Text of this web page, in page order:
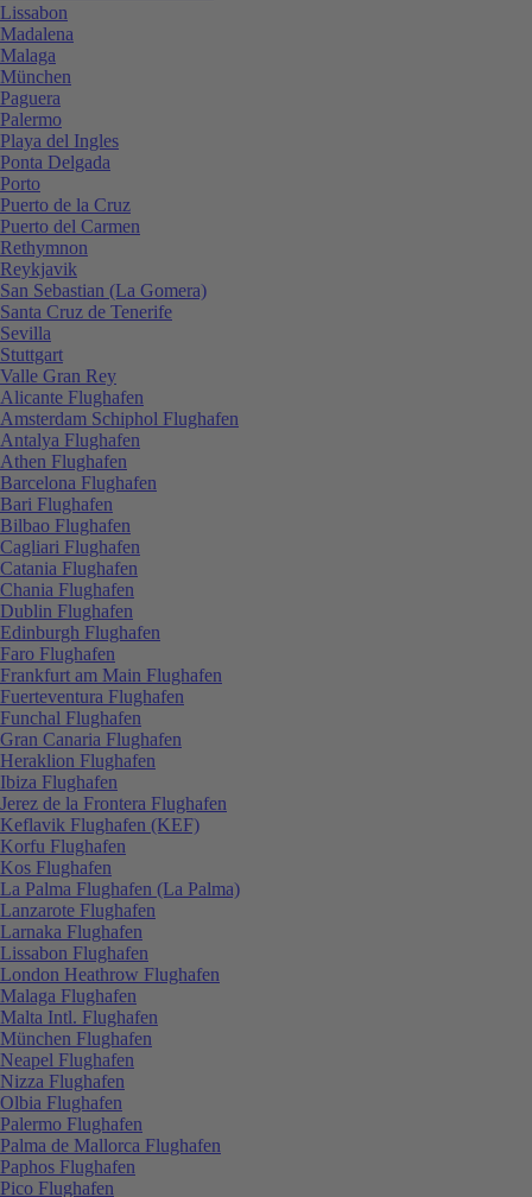
Lissabon
Madalena
Malaga
München
Paguera
Palermo
Playa del Ingles
Ponta Delgada
Porto
Puerto de la Cruz
Puerto del Carmen
Rethymnon
Reykjavik
San Sebastian (La Gomera)
Santa Cruz de Tenerife
Sevilla
Stuttgart
Valle Gran Rey
Alicante Flughafen
Amsterdam Schiphol Flughafen
Antalya Flughafen
Athen Flughafen
Barcelona Flughafen
Bari Flughafen
Bilbao Flughafen
Cagliari Flughafen
Catania Flughafen
Chania Flughafen
Dublin Flughafen
Edinburgh Flughafen
Faro Flughafen
Frankfurt am Main Flughafen
Fuerteventura Flughafen
Funchal Flughafen
Gran Canaria Flughafen
Heraklion Flughafen
Ibiza Flughafen
Jerez de la Frontera Flughafen
Keflavik Flughafen (KEF)
Korfu Flughafen
Kos Flughafen
La Palma Flughafen (La Palma)
Lanzarote Flughafen
Larnaka Flughafen
Lissabon Flughafen
London Heathrow Flughafen
Malaga Flughafen
Malta Intl. Flughafen
München Flughafen
Neapel Flughafen
Nizza Flughafen
Olbia Flughafen
Palermo Flughafen
Palma de Mallorca Flughafen
Paphos Flughafen
Pico Flughafen